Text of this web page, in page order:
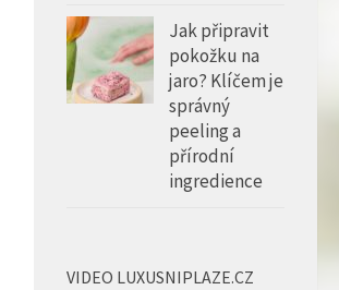
Jak připravit
pokožku na
jaro? Klíčem je
správný
peeling a
přírodní
ingredience
VIDEO LUXUSNIPLAZE.CZ